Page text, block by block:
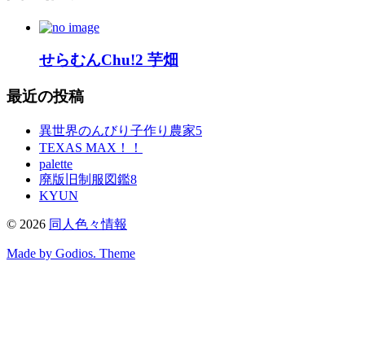
せらむんChu!2 芋畑
最近の投稿
異世界のんびり子作り農家5
TEXAS MAX！！
palette
廃版旧制服図鑑8
KYUN
© 2026 同人色々情報
Made by Godios. Theme